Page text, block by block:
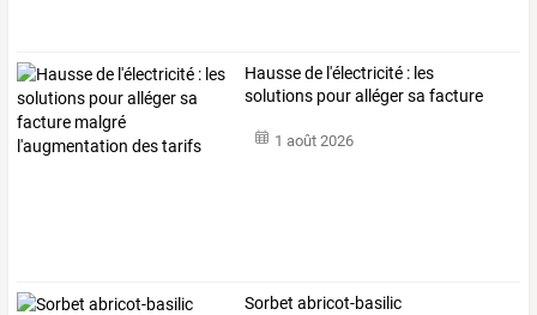
Haussede l'électricité : les
solutions pourallégersa facture
1 août 2026
Sorbet abricot-basilic